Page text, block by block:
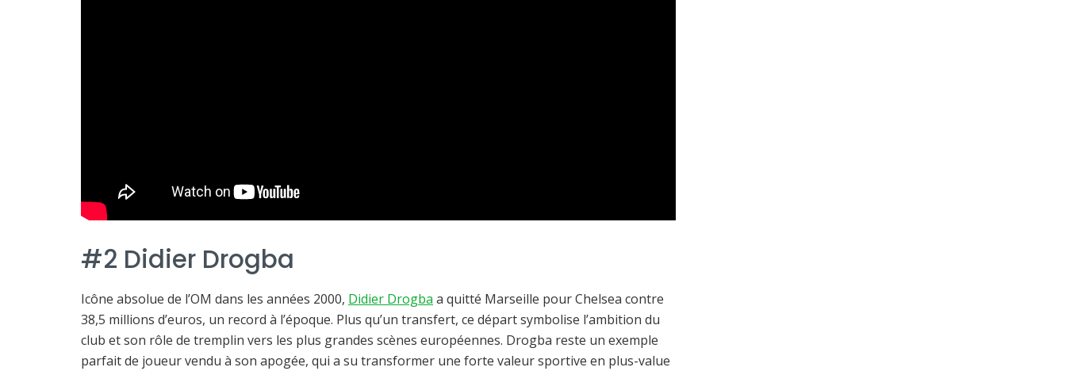
#2 Didier Drogba
Icône absolue de l’OM dans les années 2000, Didier Drogba a quitté Marseille pour Chelsea contre
38,5 millions d’euros, un record à l’époque. Plus qu’un transfert, ce départ symbolise l’ambition du
club et son rôle de tremplin vers les plus grandes scènes européennes. Drogba reste un exemple
parfait de joueur vendu à son apogée, qui a su transformer une forte valeur sportive en plus-value